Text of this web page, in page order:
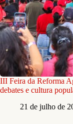
III Feira da Reforma
debates e cultura
21 de julho de